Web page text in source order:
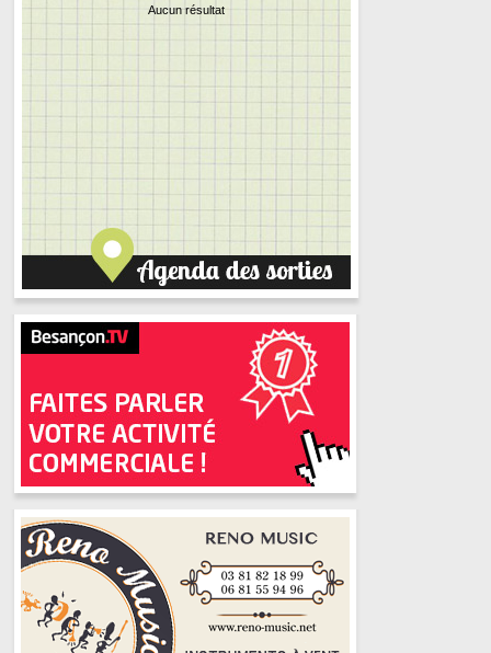
Aucun résultat